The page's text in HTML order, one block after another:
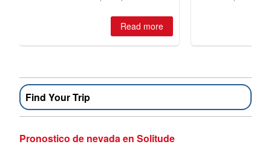
Find Your Trip
Pronostico de nevada en Solitude